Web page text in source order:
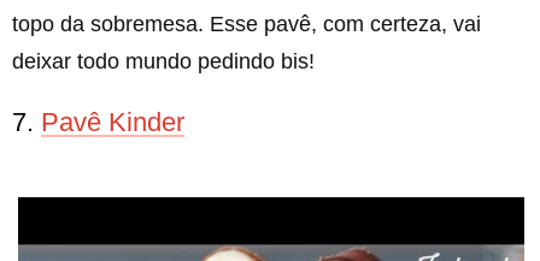
topo da sobremesa. Esse pavê, com certeza, vai
deixar todo mundo pedindo bis!
7. Pavê Kinder